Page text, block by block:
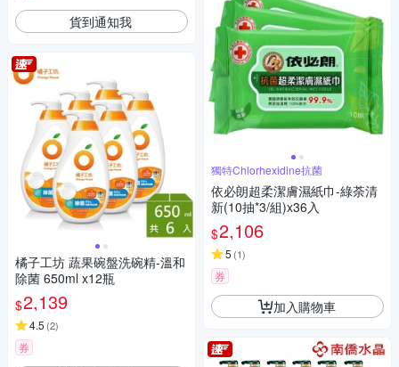
貨到通知我
橘子工坊 蔬果碗盤洗碗精-溫和
除菌 650ml x12瓶
$2,139
4.5 (2)
券
獨特Chlorhexidine抗菌
依必朗超柔潔膚濕紙巾-綠荼清
新(10抽*3/組)x36入
$2,106
5 (1)
券
加入購物車